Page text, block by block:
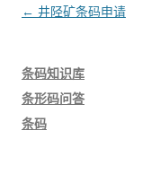
文
← 井陉矿条码申请
条码知识库
条形码问答
条码